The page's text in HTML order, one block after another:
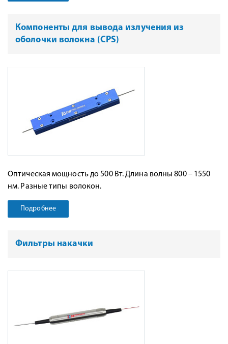
Компоненты для вывода излучения из
оболочки волокна (CPS)
Оптическая мощность до 500 Вт. Длина волны 800 – 1550
нм. Разные типы волокон.
Подробнее
Фильтры накачки